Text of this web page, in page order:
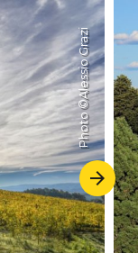
Photo ©
Alessio Grazi